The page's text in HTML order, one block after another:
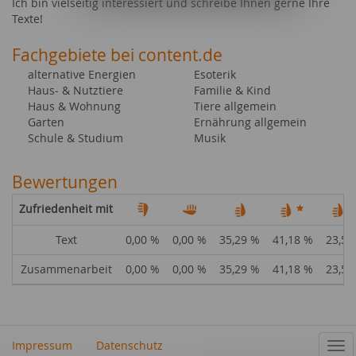
Texte!
Fachgebiete bei content.de
alternative Energien
Haus- & Nutztiere
Haus & Wohnung
Garten
Schule & Studium
Esoterik
Familie & Kind
Tiere allgemein
Ernährung allgemein
Musik
Bewertungen
Zufriedenheit mit
Text 0,00 % 0,00 % 35,29 % 41,18 %
23,53
Zusammenarbeit
0,00 % 0,00 % 35,29 % 41,18 % 23,53
Impressum Datenschutz